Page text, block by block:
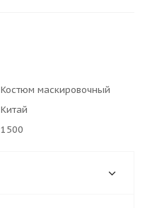
Костюм маскировочный
Китай
1500